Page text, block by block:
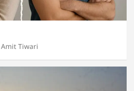
Amit Tiwari